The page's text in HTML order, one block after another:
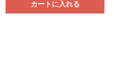
カートに入れる